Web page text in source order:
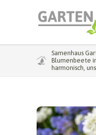
Samenhaus
Blumenbeete
harmonisch,